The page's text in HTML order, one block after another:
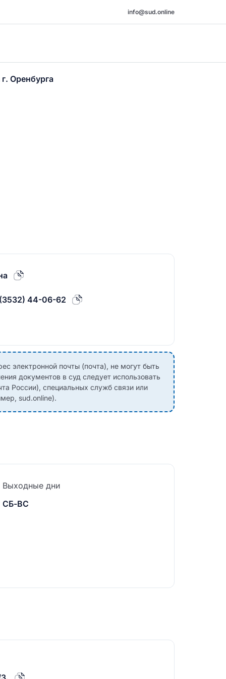
info@sud.online
Оренбурга
44-06-62
электронной почты (почта), не могут быть
документов в суд следует использовать
России), специальных служб связи или
sud.online).
Выходные дни
СБ-ВС